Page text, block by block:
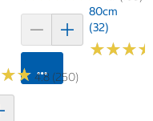
★★
★★ 4.8 (250)
카트에 담기
80cm
(32)
★★★
★★★